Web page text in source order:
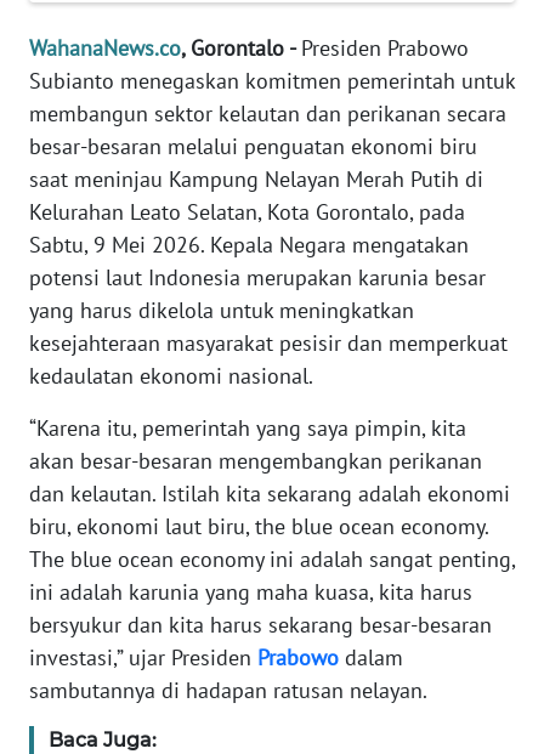
WahanaNews.co, Gorontalo -Presiden Prabowo
Subianto menegaskan komitmen pemerintah untuk
membangun sektor kelautan dan perikanan secara
besar-besaran melalui penguatan ekonomi biru
saat meninjau Kampung Nelayan Merah Putih di
Kelurahan Leato Selatan, Kota Gorontalo, pada
Sabtu, 9 Mei 2026. Kepala Negara mengatakan
potensi laut Indonesia merupakan karunia besar
yang harus dikelola untuk meningkatkan
kesejahteraan masyarakat pesisir dan memperkuat
kedaulatan ekonomi nasional.
“Karena itu, pemerintah yang saya pimpin, kita
akan besar-besaran mengembangkan perikanan
dan kelautan. Istilah kita sekarang adalah ekonomi
biru, ekonomi laut biru, the blue ocean economy.
The blue ocean economy ini adalah sangat penting,
ini adalah karunia yang maha kuasa, kita harus
bersyukur dan kita harus sekarang besar-besaran
investasi,” ujar Presiden Prabowo dalam
sambutannya di hadapan ratusan nelayan.
Baca Juga:
INDEKS
BERITA
KONTAK
KAMI
INFO
IKLAN
TENTANG
KAMI
PEDOMAN
MEDIA
SIBER
REDAKSI
KARIR
DISCLAIMER
Wahana